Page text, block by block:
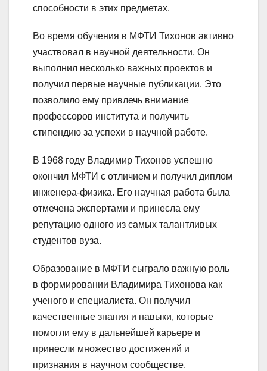
способности в этих предметах.
Во время обучения в МФТИ Тихонов активно
участвовал в научной деятельности. Он
выполнил несколько важных проектов и
получил первые научные публикации. Это
позволило ему привлечь внимание
профессоров института и получить
стипендию за успехи в научной работе.
В 1968 году Владимир Тихонов успешно
окончил МФТИ с отличием и получил диплом
инженера-физика. Его научная работа была
отмечена экспертами и принесла ему
репутацию одного из самых талантливых
студентов вуза.
Образование в МФТИ сыграло важную роль
в формировании Владимира Тихонова как
ученого и специалиста. Он получил
качественные знания и навыки, которые
помогли ему в дальнейшей карьере и
принесли множество достижений и
признания в научном сообществе.